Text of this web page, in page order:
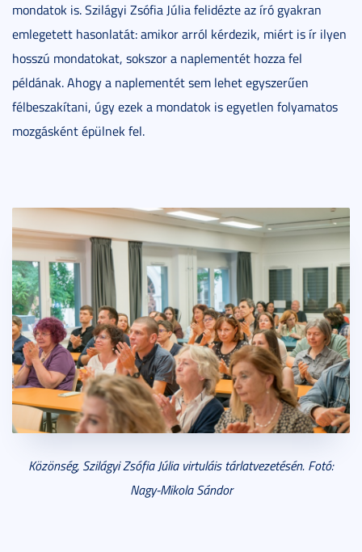
mondatok is. Szilágyi Zsófia Júlia felidézte az író gyakran
emlegetett hasonlatát: amikor arról kérdezik, miért is ír ilyen
hosszú mondatokat, sokszor a naplementét hozza fel
példának. Ahogy a naplementét sem lehet egyszerűen
félbeszakítani, úgy ezek a mondatok is egyetlen folyamatos
mozgásként épülnek fel.
Közönség, Szilágyi Zsófia Júlia virtuláis tárlatvezetésén. Fotó:
Nagy-Mikola Sándor